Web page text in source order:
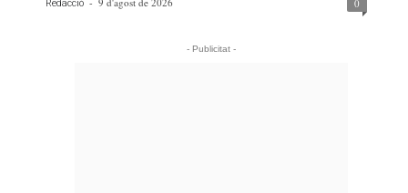
Redacció 0
- Publicitat -